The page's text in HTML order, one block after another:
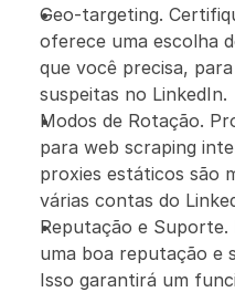
Geo-targeting.
oferece uma escolha
que você precisa,
suspeitas no LinkedIn.
Modos de Rotação.
para web scraping
proxies estáticos são
várias contas do
Reputação e
uma boa reputação e
Isso garantirá um